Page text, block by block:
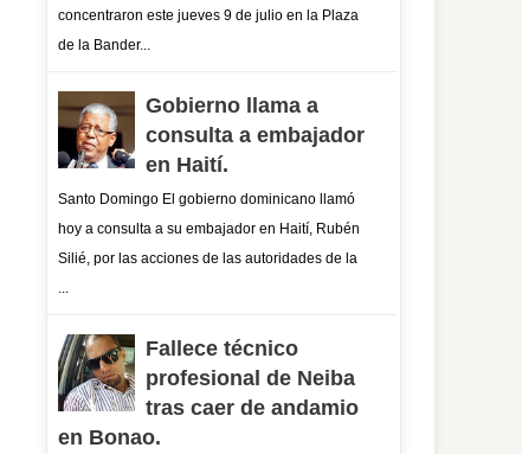
concentraron este jueves 9 de julio en la Plaza
de la Bander...
Gobierno llama a
consulta a embajador
en Haití.
Santo Domingo El gobierno dominicano llamó
hoy a consulta a su embajador en Haití, Rubén
Silié, por las acciones de las autoridades de la
Fallece técnico
profesional de Neiba
tras caer de andamio
en Bonao.